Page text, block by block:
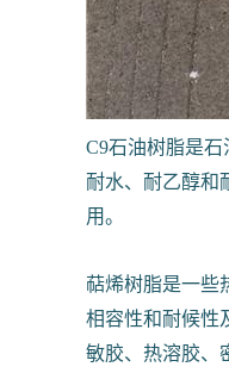
C9石油树脂是
耐水、耐乙醇和
用。
萜烯树脂是一些
相容性和耐候性
敏胶、热溶胶、